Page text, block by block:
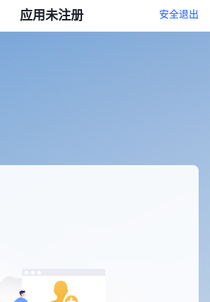
应用未注册 安全退出